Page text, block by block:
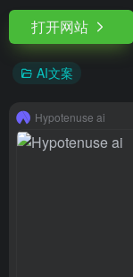
打开网站
AI文案
Hypotenuse ai